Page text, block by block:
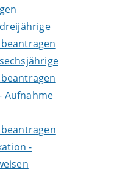
Aufnahme
-